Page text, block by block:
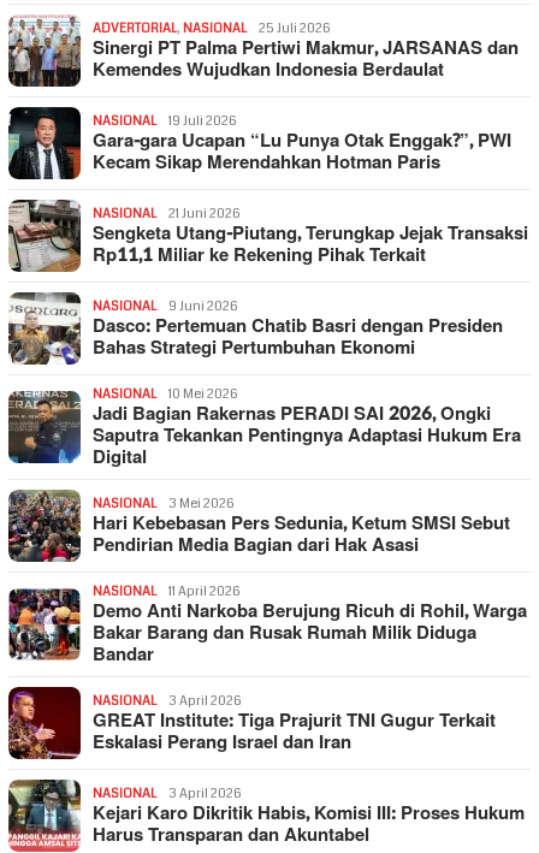
ADVERTORIAL, NASIONAL 25 Juli 2026
Sinergi PT Palma Pertiwi Makmur, JARSANAS dan
Kemendes Wujudkan Indonesia Berdaulat
NASIONAL 19 Juli 2026
Gara-gara Ucapan “Lu Punya Otak Enggak?”, PWI
Kecam Sikap Merendahkan Hotman Paris
NASIONAL 21 Juni 2026
Sengketa Utang-Piutang, Terungkap Jejak Transaksi
Rp11,1 Miliar ke Rekening Pihak Terkait
NASIONAL 9 Juni 2026
Dasco: Pertemuan Chatib Basri dengan Presiden
Bahas Strategi Pertumbuhan Ekonomi
NASIONAL 10 Mei 2026
Jadi Bagian Rakernas PERADI SAI 2026, Ongki
Saputra Tekankan Pentingnya Adaptasi Hukum Era
Digital
NASIONAL 3 Mei 2026
Hari Kebebasan Pers Sedunia, Ketum SMSI Sebut
Pendirian Media Bagian dari Hak Asasi
NASIONAL 11 April 2026
Demo Anti Narkoba Berujung Ricuh di Rohil, Warga
Bakar Barang dan Rusak Rumah Milik Diduga
Bandar
NASIONAL 3 April 2026
GREAT Institute: Tiga Prajurit TNI Gugur Terkait
Eskalasi Perang Israel dan Iran
NASIONAL 3 April 2026
Kejari Karo Dikritik Habis, Komisi III: Proses Hukum
Harus Transparan dan Akuntabel